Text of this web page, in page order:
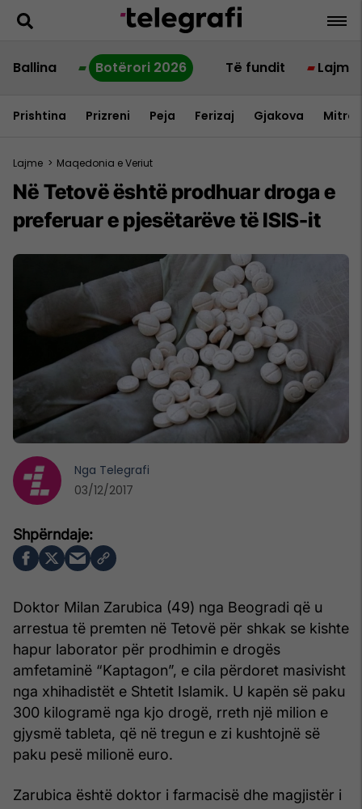
Ballina Botërori 2026 Të fundit Lajme
Prishtina Prizreni Peja Ferizaj Gjakova
Lajme > Maqedonia e Veriut
Në Tetovë është prodhuar droga e
preferuar e pjesëtarëve të ISIS-it
Doktor Milan Zarubica (49) nga Beogradi që u
arrestua të premten në Tetovë për shkak se kishte
hapur laborator për prodhimin e drogës
amfetaminë “Kaptagon”, e cila përdoret masivisht
nga xhihadistët e Shtetit Islamik. U kapën së paku
300 kilogramë nga kjo drogë, rreth një milion e
gjysmë tableta, që në tregun e zi kushtojnë së
paku pesë milionë euro.
Zarubica është doktor i farmacisë dhe magjistër i
Nga Telegrafi
03/12/2017